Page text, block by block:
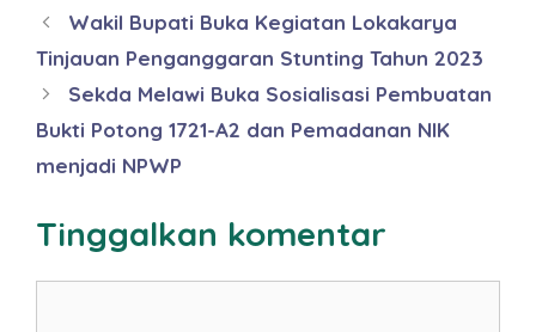
Wakil Bupati Buka Kegiatan Lokakarya
Tinjauan Penganggaran Stunting Tahun 2023
Sekda Melawi Buka Sosialisasi Pembuatan
Bukti Potong 1721-A2 dan Pemadanan NIK
menjadi NPWP
Tinggalkan komentar